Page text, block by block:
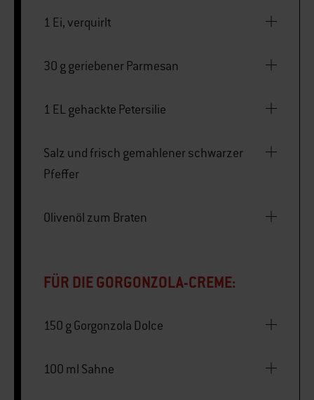
1 Ei, verquirlt
30 g geriebener Parmesan
1 EL gehackte Petersilie
Salz und frisch gemahlener schwarzer
Pfeffer
Olivenöl zum Braten
FÜR DIE GORGONZOLA-CREME:
150 g Gorgonzola Dolce
100 ml Sahne